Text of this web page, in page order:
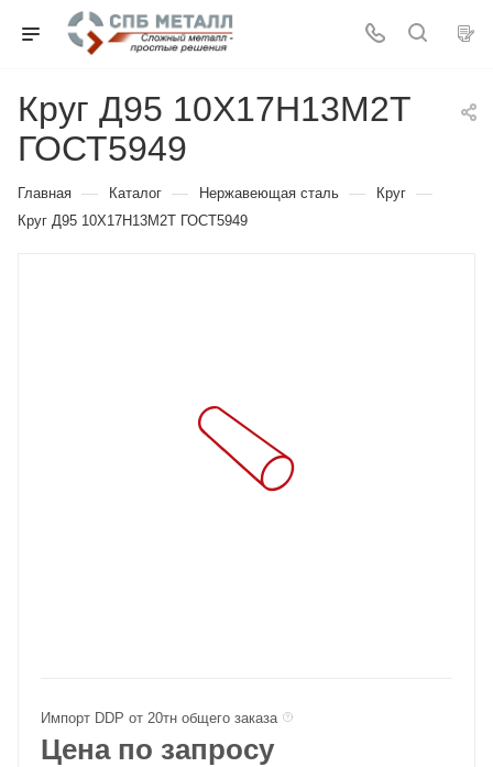
Круг Д95 10Х17Н13М2Т
ГОСТ5949
Главная — Каталог — Нержавеющая сталь — Круг —
Круг Д95 10Х17Н13М2Т ГОСТ5949
Импорт DDP от 20тн общего заказа
Цена по запросу